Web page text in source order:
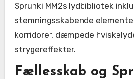
Sprunki MM2s lydbibliotek
stemningsskabende
korridorer, dæmpede
strygereffekter.
Fællesskab og